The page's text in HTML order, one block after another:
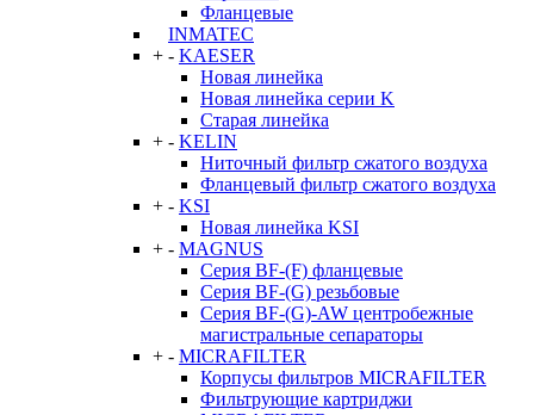
Фланцевые
INMATEC
+ - KAESER
Новая линейка
Новая линейка серии K
Старая линейка
+ - KELIN
Ниточный фильтр сжатого воздуха
Фланцевый фильтр сжатого воздуха
+ - KSI
Новая линейка KSI
+ - MAGNUS
Серия BF-(F) фланцевые
Серия BF-(G) резьбовые
Серия BF-(G)-AW центробежные
магистральные сепараторы
+ - MICRAFILTER
Корпусы фильтров MICRAFILTER
Фильтрующие картриджи